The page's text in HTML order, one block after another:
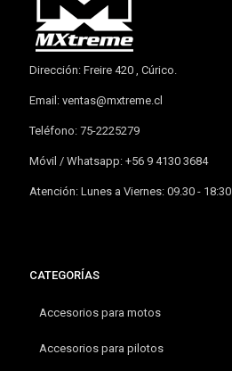
Dirección: Freire 420 , Cúrico.
Email: ventas@mxtreme.cl
Teléfono: 75-2225279
Móvil / Whatsapp: +56 9 4130 3684
Atención: Lunes a Viernes: 09.30 - 18:30
CATEGORÍAS
Accesorios para motos
Accesorios para pilotos